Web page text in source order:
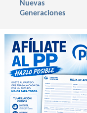
Nuevas
Generaciones